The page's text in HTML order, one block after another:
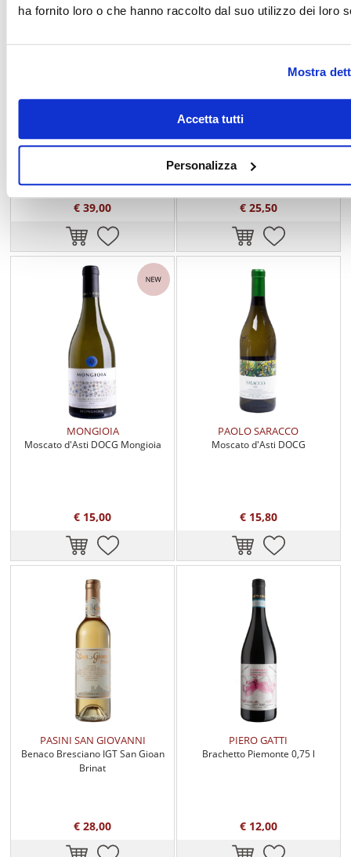
ha fornito loro o che hanno raccolto dal suo utilizzo dei loro
Mostra
Accetta tutti
Personalizza
Mongioia
€ 39,00
MONGIOIA
Canelli Biologico Mongioia
€ 25,50
MONGIOIA
Moscato d'Asti DOCG Mongioia
€ 15,00
PAOLO SARACCO
Moscato d'Asti DOCG
€ 15,80
PASINI SAN GIOVANNI
Benaco Bresciano IGT San Gioan
Brinat
€ 28,00
PIERO GATTI
Brachetto Piemonte 0,75 l
€ 12,00